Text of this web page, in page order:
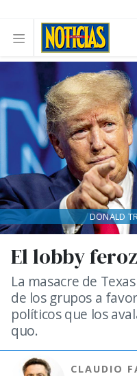
El lobby feroz
La masacre de
de los grupos a
políticos que los
quo.
CLAUDIO
DONALD